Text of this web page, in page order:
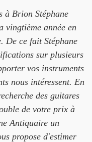
à Brion Stéphane
vingtième année en
De ce fait Stéphane
sur plusieurs
vos instruments
nous intéressent. En
des guitares
de votre prix à
Antiquaire un
propose d'estimer